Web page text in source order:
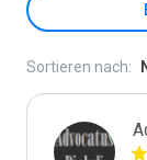
Sortieren nach: